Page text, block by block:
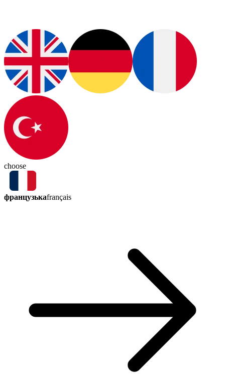
choose
французькаfrançais